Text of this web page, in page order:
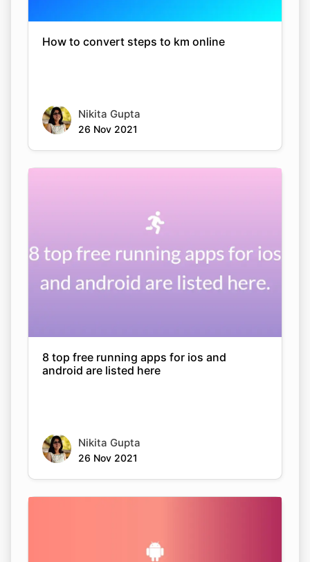
Copy Link
How to convert steps to km online
Nikita Gupta
26 Nov 2021
8 top free running apps for ios and
android are listed here
Nikita Gupta
26 Nov 2021